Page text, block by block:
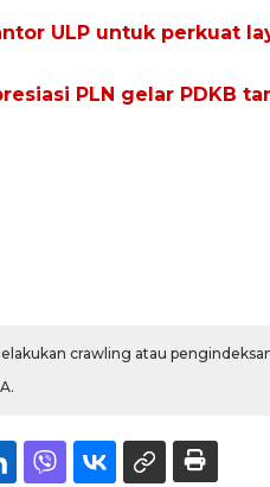
ULP untuk perkuat
PLN gelar PDKB
crawling atau